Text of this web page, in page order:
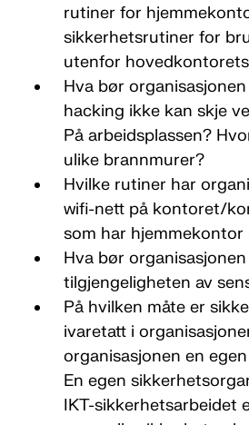
rutiner for
sikkerhetsrutiner for
utenfor
Hva bør
hacking ikke kan skje
På arbeidsplassen?
ulike brannmurer?
Hvilke rutiner har
wifi-nett på kontoret/
som har hjemmekontor
Hva bør
tilgjengeligheten av
På hvilken måte er
ivaretatt i
organisasjonen en
En egen
IKT-sikkerhetsarbeidet